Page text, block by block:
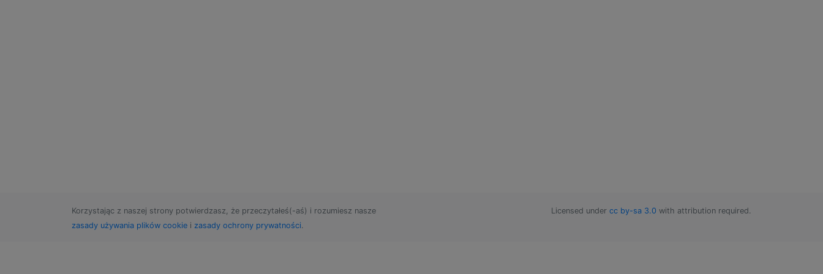
Korzystając z naszej strony potwierdzasz, że przeczytałeś(-aś) i rozumiesz nasze
zasady używania plików cookie i zasady ochrony prywatności.
Licensed under cc by-sa 3.0 with attribution required.